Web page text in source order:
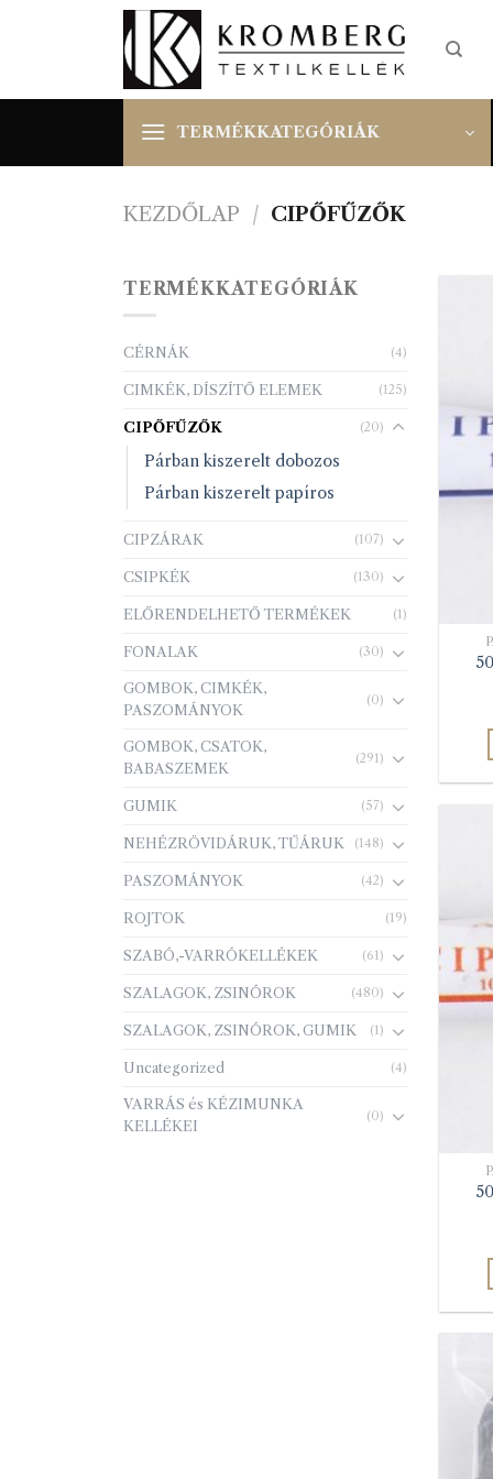
TERMÉKKATEGÓRIÁK
KEZDŐLAP / CIPŐFŰZŐK
TERMÉKKATEGÓRIÁK
CÉRNÁK (4)
CIMKÉK, DÍSZÍTŐ ELEMEK (125)
CIPŐFŰZŐK (20)
Párban kiszerelt dobozos
Párban kiszerelt papíros
CIPZÁRAK (107)
CSIPKÉK (130)
ELŐRENDELHETŐ TERMÉKEK (1)
FONALAK (30)
GOMBOK, CIMKÉK,
PASZOMÁNYOK
(0)
GOMBOK, CSATOK,
BABASZEMEK
(291)
GUMIK (57)
NEHÉZRÖVIDÁRUK, TŰÁRUK (148)
PASZOMÁNYOK (42)
ROJTOK (19)
SZABÓ,-VARRÓKELLÉKEK (61)
SZALAGOK, ZSINÓROK (480)
SZALAGOK, ZSINÓROK, GUMIK (1)
Uncategorized (4)
VARRÁS és KÉZIMUNKA
KELLÉKEI
(0)